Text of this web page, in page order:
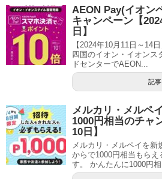
AEON Pay(イオン
キャンペーン【
日】
【2024年10月11日～14
四国のイオン・イオンス
ドセンターでAEON...
記
メルカリ・メルペ
1000円相当のチャ
10日】
メルカリ・メルペイを
からで1000円相当もら
す。 かんたんに1000円